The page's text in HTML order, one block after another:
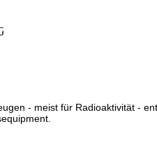
- meist für Radioaktivität -